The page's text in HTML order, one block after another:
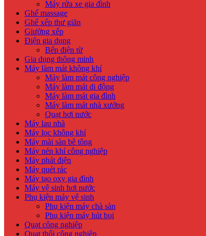
Máy rửa xe gia đình
Ghế massage
Ghế xếp thư giãn
Giường xếp
Điện gia dụng
Bếp điện từ
Gia dụng thông minh
Máy làm mát không khí
Máy làm mát công nghiệp
Máy làm mát di động
Máy làm mát gia đình
Máy làm mát nhà xưởng
Quạt hơi nước
Máy lau nhà
Máy lọc không khí
Máy mài sàn bê tông
Máy nén khí công nghiệp
Máy phát điện
Máy quét rác
Máy tạo oxy gia đình
Máy vệ sinh hơi nước
Phụ kiện máy vệ sinh
Phụ kiện máy chà sàn
Phụ kiện máy hút bụi
Quạt công nghiệp
Quạt thổi công nghiệp